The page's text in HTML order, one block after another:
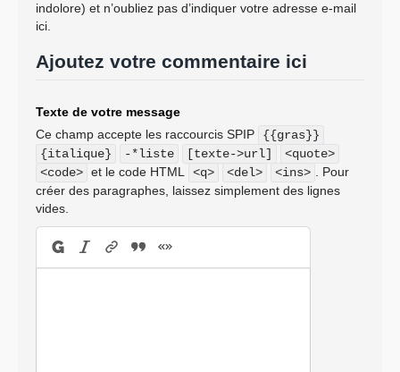
indolore) et n’oubliez pas d’indiquer votre adresse e-mail
ici.
Ajoutez votre commentaire ici
Texte de votre message
Ce champ accepte les raccourcis SPIP
{{gras}}
{italique}
-*liste [texte->url]
<quote>
<code> et le code HTML <q> <del> <ins>
. Pour
créer des paragraphes, laissez simplement des lignes
vides.